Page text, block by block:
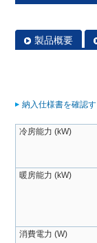
製品概要
納入仕様書を確認
冷房能力 (kW)
暖房能力 (kW)
消費電力 (W)